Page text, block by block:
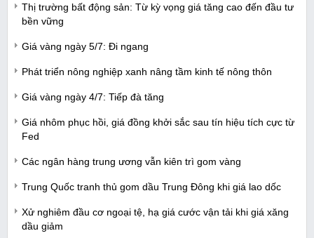
Thị trường bất động sản: Từ kỳ vọng giá tăng cao đến đầu tư
bền vững
Giá vàng ngày 5/7: Đi ngang
Phát triển nông nghiệp xanh nâng tầm kinh tế nông thôn
Giá vàng ngày 4/7: Tiếp đà tăng
Giá nhôm phục hồi, giá đồng khởi sắc sau tín hiệu tích cực từ
Fed
Các ngân hàng trung ương vẫn kiên trì gom vàng
Trung Quốc tranh thủ gom dầu Trung Đông khi giá lao dốc
Xử nghiêm đầu cơ ngoại tệ, hạ giá cước vận tải khi giá xăng
dầu giảm